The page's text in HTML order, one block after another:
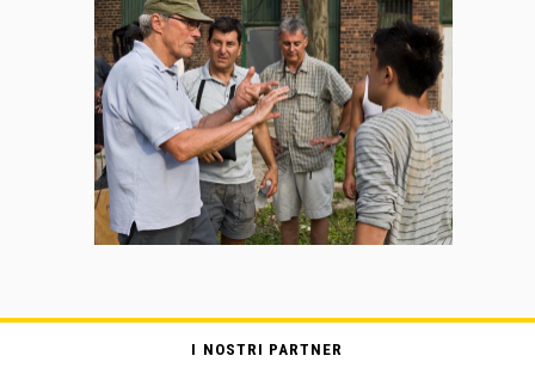
I NOSTRI PARTNER